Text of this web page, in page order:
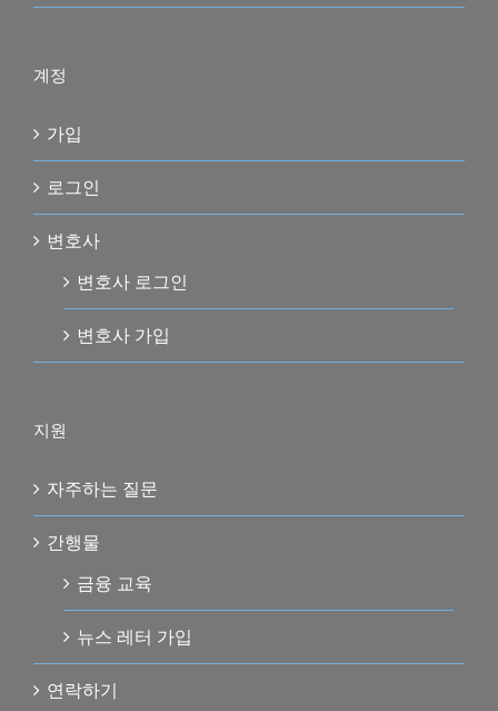
계정
가입
로그인
변호사
변호사 로그인
변호사 가입
지원
자주하는 질문
간행물
금융 교육
뉴스 레터 가입
연락하기